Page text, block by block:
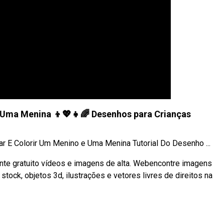
Menina 👦💖👧🌈 Desenhos para Crianças
Colorir Um Menino e Uma Menina Tutorial Do Desenho ...
gratuito vídeos e imagens de alta. Webencontre imagens
objetos 3d, ilustrações e vetores livres de direitos na